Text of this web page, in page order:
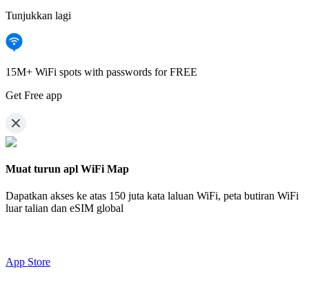
Tunjukkan lagi
15M+ WiFi spots with passwords for FREE
Get Free app
Muat turun apl WiFi Map
Dapatkan akses ke atas 150 juta kata laluan WiFi, peta butiran WiFi
luar talian dan eSIM global
App Store